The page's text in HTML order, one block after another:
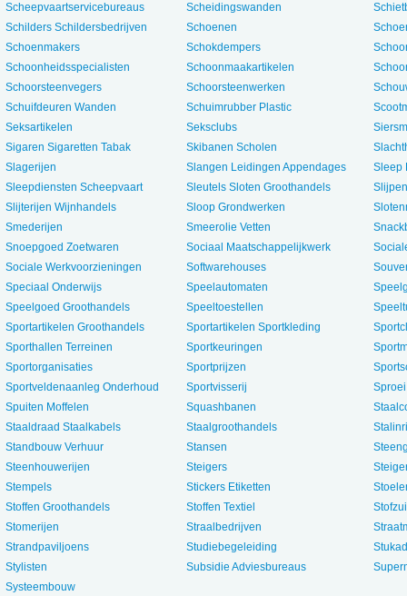
Scheepvaartservicebureaus
Schilders Schildersbedrijven
Schoenmakers
Schoonheidsspecialisten
Schoorsteenvegers
Schuifdeuren Wanden
Seksartikelen
Sigaren Sigaretten Tabak
Slagerijen
Sleepdiensten Scheepvaart
Slijterijen Wijnhandels
Smederijen
Snoepgoed Zoetwaren
Sociale Werkvoorzieningen
Speciaal Onderwijs
Speelgoed Groothandels
Sportartikelen Groothandels
Sporthallen Terreinen
Sportorganisaties
Sportveldenaanleg Onderhoud
Spuiten Moffelen
Staaldraad Staalkabels
Standbouw Verhuur
Steenhouwerijen
Stempels
Stoffen Groothandels
Stomerijen
Strandpaviljoens
Stylisten
Systeembouw
Scheidingswanden
Schoenen
Schokdempers
Schoonmaakartikelen
Schoorsteenwerken
Schuimrubber Plastic
Seksclubs
Skibanen Scholen
Slangen Leidingen Appendages
Sleutels Sloten Groothandels
Sloop Grondwerken
Smeerolie Vetten
Sociaal Maatschappelijkwerk
Softwarehouses
Speelautomaten
Speeltoestellen
Sportartikelen Sportkleding
Sportkeuringen
Sportprijzen
Sportvisserij
Squashbanen
Staalgroothandels
Stansen
Steigers
Stickers Etiketten
Stoffen Textiel
Straalbedrijven
Studiebegeleiding
Subsidie Adviesbureaus
Sleep